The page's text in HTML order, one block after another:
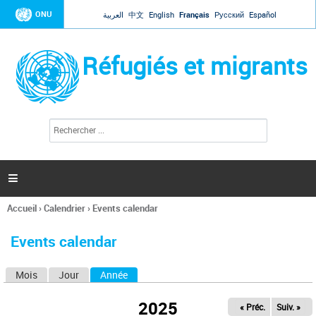
Jump to navigation
ONU العربية 中文 English Français Русский Español
Réfugiés et migrants
l
c
h
e

Vous
ici
Accueil›Calendrier› Events calendar
Events calendar
Mois Jour Année
2025 « Préc. Suiv. »